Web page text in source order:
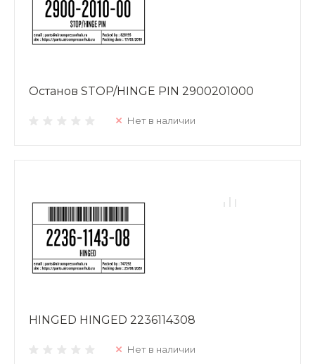
Останов STOP/HINGE PIN 2900201000
Нет в наличии
HINGED HINGED 2236114308
Нет в наличии